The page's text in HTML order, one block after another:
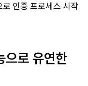
인증 프로세스 시작
로 유연한